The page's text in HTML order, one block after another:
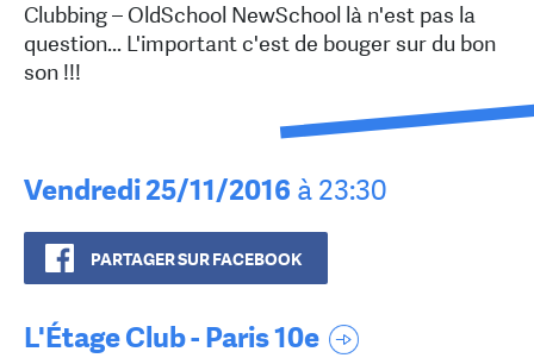
Clubbing – OldSchool NewSchool là n'est pas la
question... L'important c'est de bouger sur du bon
son !!!
Vendredi 25/11/2016 à 23:30
PARTAGER SUR FACEBOOK
L'Étage Club - Paris 10e